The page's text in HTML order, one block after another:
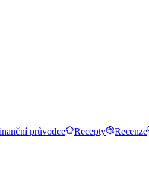
průvodce Recepty Recenze